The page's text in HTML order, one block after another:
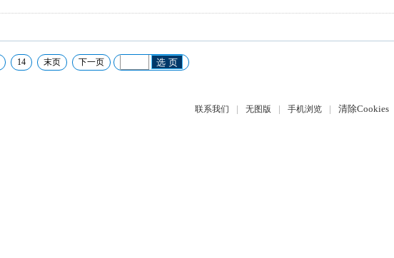
14 末页 下一页 选 页
联系我们 | 无图版 | 手机浏览 | 清除Cookies